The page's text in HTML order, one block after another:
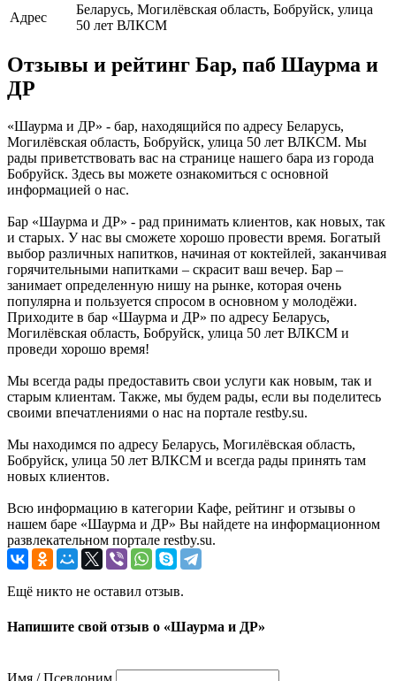
Адрес
Беларусь, Могилёвская область, Бобруйск, улица
50 лет ВЛКСМ
Отзывы и рейтинг Бар, паб Шаурма и
ДР
«Шаурма и ДР» - бар, находящийся по адресу Беларусь,
Могилёвская область, Бобруйск, улица 50 лет ВЛКСМ. Мы
рады приветствовать вас на странице нашего бара из города
Бобруйск. Здесь вы можете ознакомиться с основной
информацией о нас.
Бар «Шаурма и ДР» - рад принимать клиентов, как новых, так
и старых. У нас вы сможете хорошо провести время. Богатый
выбор различных напитков, начиная от коктейлей, заканчивая
горячительными напитками – скрасит ваш вечер. Бар –
занимает определенную нишу на рынке, которая очень
популярна и пользуется спросом в основном у молодёжи.
Приходите в бар «Шаурма и ДР» по адресу Беларусь,
Могилёвская область, Бобруйск, улица 50 лет ВЛКСМ и
проведи хорошо время!
Мы всегда рады предоставить свои услуги как новым, так и
старым клиентам. Также, мы будем рады, если вы поделитесь
своими впечатлениями о нас на портале restby.su.
Мы находимся по адресу Беларусь, Могилёвская область,
Бобруйск, улица 50 лет ВЛКСМ и всегда рады принять там
новых клиентов.
Всю информацию в категории Кафе, рейтинг и отзывы о
нашем баре «Шаурма и ДР» Вы найдете на информационном
развлекательном портале restby.su.
Ещё никто не оставил отзыв.
Напишите свой отзыв о «Шаурма и ДР»
Имя / Псевдоним